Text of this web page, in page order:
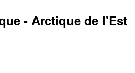
- Arctique de l'Est